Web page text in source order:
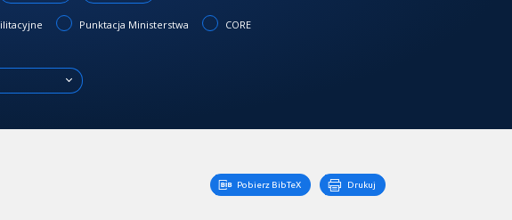
Punktacja Ministerstwa CORE
Pobierz BibTeX Drukuj